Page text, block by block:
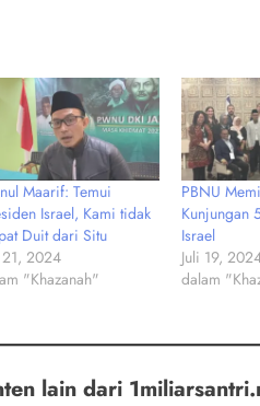
Maarif: Temui
Israel, Kami tidak
Duit dari Situ
21, 2024
"Khazanah"
PBNU
Kunjungan
Israel
Juli 19,
dalam
lain dari